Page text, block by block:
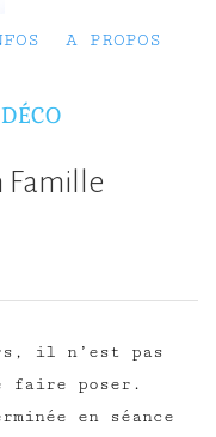
A PROPOS
Famille
il n’est pas
faire poser.
en séance